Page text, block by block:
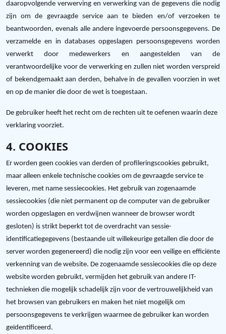
daaropvolgende verwerving en verwerking van de gegevens die nodig
zijn om de gevraagde service aan te bieden en/of verzoeken te
beantwoorden, evenals alle andere ingevoerde persoonsgegevens. De
verzamelde en in databases opgeslagen persoonsgegevens worden
verwerkt door medewerkers en aangestelden van de
verantwoordelijke voor de verwerking en zullen niet worden verspreid
of bekendgemaakt aan derden, behalve in de gevallen voorzien in wet
en op de manier die door de wet is toegestaan.
De gebruiker heeft het recht om de rechten uit te oefenen waarin deze
verklaring voorziet.
4. COOKIES
Er worden geen cookies van derden of profileringscookies gebruikt,
maar alleen enkele technische cookies om de gevraagde service te
leveren, met name sessiecookies. Het gebruik van zogenaamde
sessiecookies (die niet permanent op de computer van de gebruiker
worden opgeslagen en verdwijnen wanneer de browser wordt
gesloten) is strikt beperkt tot de overdracht van sessie-
identificatiegegevens (bestaande uit willekeurige getallen die door de
server worden gegenereerd) die nodig zijn voor een veilige en efficiënte
verkenning van de website. De zogenaamde sessiecookies die op deze
website worden gebruikt, vermijden het gebruik van andere IT-
technieken die mogelijk schadelijk zijn voor de vertrouwelijkheid van
het browsen van gebruikers en maken het niet mogelijk om
persoonsgegevens te verkrijgen waarmee de gebruiker kan worden
geïdentificeerd.